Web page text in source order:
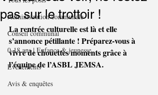
Administration communale
Conseil communal
0-18 ans | Enfance & jeunesse
Evènements
Avis & enquêtes
pas sur le trottoir !
La rentrée culturelle est là et elle
s’annonce pétillante ! Préparez-vous à
vivre de chouettes moments grâce à
l’équipe de l’ASBL JEMSA.